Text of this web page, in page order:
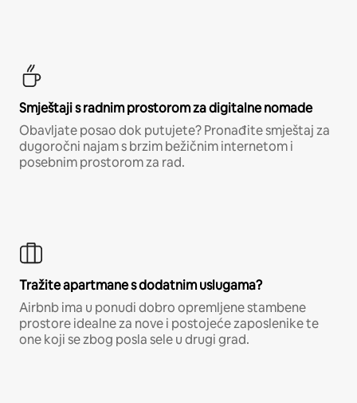
Smještaji s radnim prostorom za digitalne nomade
Obavljate posao dok putujete? Pronađite smještaj za
dugoročni najam s brzim bežičnim internetom i
posebnim prostorom za rad.
Tražite apartmane s dodatnim uslugama?
Airbnb ima u ponudi dobro opremljene stambene
prostore idealne za nove i postojeće zaposlenike te
one koji se zbog posla sele u drugi grad.